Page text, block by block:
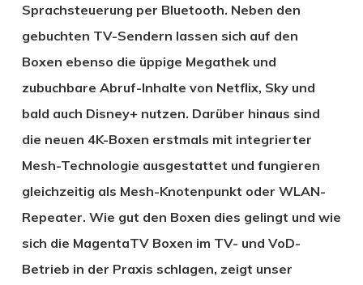
Sprachsteuerung per Bluetooth. Neben den
gebuchten TV-Sendern lassen sich auf den
Boxen ebenso die üppige Megathek und
zubuchbare Abruf-Inhalte von Netflix, Sky und
bald auch Disney+ nutzen. Darüber hinaus sind
die neuen 4K-Boxen erstmals mit integrierter
Mesh-Technologie ausgestattet und fungieren
gleichzeitig als Mesh-Knotenpunkt oder WLAN-
Repeater. Wie gut den Boxen dies gelingt und wie
sich die MagentaTV Boxen im TV- und VoD-
Betrieb in der Praxis schlagen, zeigt unser